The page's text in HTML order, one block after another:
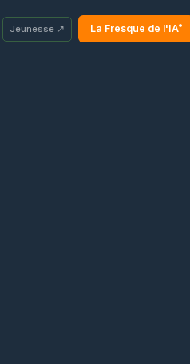
Jeunesse ↗ La Fresque de l'IA®